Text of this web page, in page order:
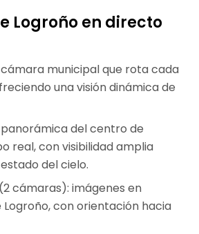
Logroño en directo
cámara municipal que rota cada
una visión dinámica de
panorámica del centro de
real, con visibilidad amplia
del cielo.
(2 cámaras): imágenes en
con orientación hacia